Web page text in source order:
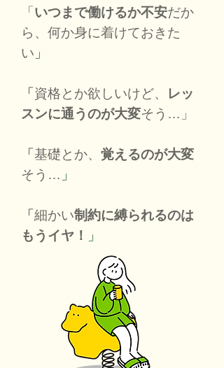
「 いつまで働けるか不安だか
ら、何か身に着けておきた
い 」
「 資格とか欲しいけど、
レッ
スンに通うのが大変そう…」
「 基礎とか、 覚えるのが大変
そう… 」
「 細かい制約に縛られるのは
もうイヤ！
」